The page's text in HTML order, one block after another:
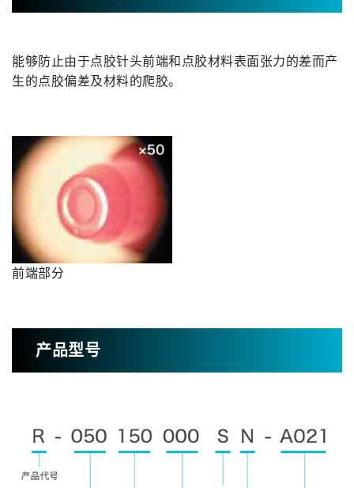
能够防止由于点胶针头前端和点胶材料表面张力的差而产
生的点胶偏差及材料的爬胶。
前端部分
产品型号